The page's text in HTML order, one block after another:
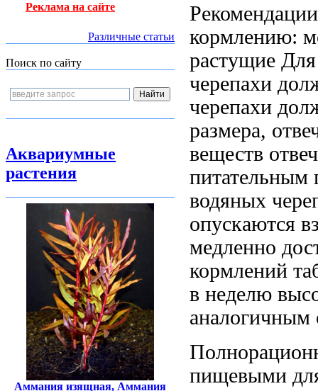
Реклама на сайте
Различные статьи
Поиск по сайту
Аквариумные
растения
Аммания изящная, Аммания
кормлению:
растущие
черепахи
черепахи
размера,
веществ
питательным
водяных
опускаются
медленно
кормлений
в неделю
пищевыми